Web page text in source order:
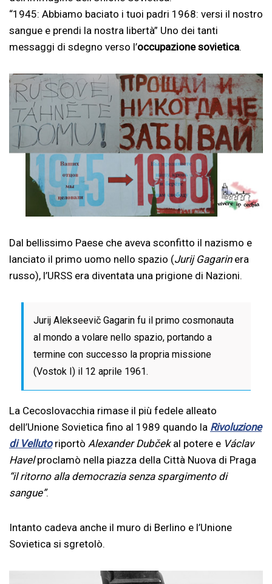
“1945: Abbiamo baciato i tuoi padri 1968: versi il nostro
sangue e prendi la nostra libertà” Uno dei tanti
messaggi di sdegno verso l’occupazione sovietica.
Dal bellissimo Paese che aveva sconfitto il nazismo e
lanciato il primo uomo nello spazio (Jurij Gagarinera
russo), l’URSS era diventata una prigione di Nazioni.
Jurij Alekseevič Gagarin fu il primo cosmonauta
al mondo a volare nello spazio, portando a
termine con successo la propria missione
(Vostok I) il 12 aprile 1961.
La Cecoslovacchia rimase il più fedele alleato
dell’Unione Sovietica fino al 1989 quando la Rivoluzione
di Vellutoriportò Alexander Dubčekal potere e Václav
Havelproclamò nella piazza della Città Nuova di Praga
“il ritorno alla democrazia senza spargimento di
sangue”.
Intanto cadeva anche il muro di Berlino e l’Unione
Sovietica si sgretolò.